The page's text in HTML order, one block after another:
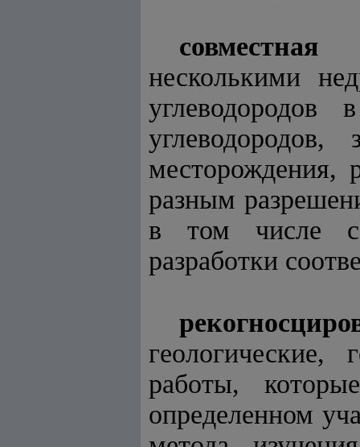
совместная
несколькими
месторождения,
разным
в том числе с
разработки
геологические,
работы,
определенном